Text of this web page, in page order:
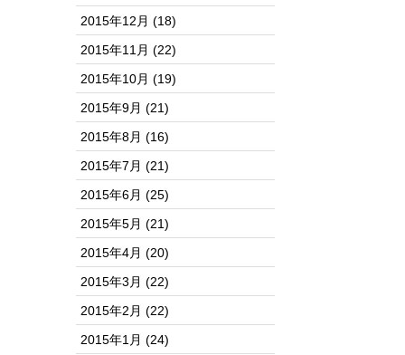
2015年12月 (18)
2015年11月 (22)
2015年10月 (19)
2015年9月 (21)
2015年8月 (16)
2015年7月 (21)
2015年6月 (25)
2015年5月 (21)
2015年4月 (20)
2015年3月 (22)
2015年2月 (22)
2015年1月 (24)